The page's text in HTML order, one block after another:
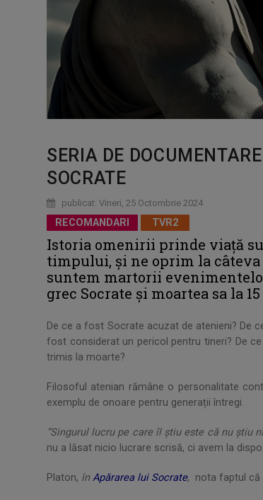
SERIA DE
SOCRATE
publicat: Vineri, 25 Octombrie 2024
RECOMANDARI TVR2
Istoria omenirii prinde viaţă
timpului, şi ne oprim la câteva
suntem martorii
grec Socrate și moartea sa la
De ce a fost Socrate acuzat de atenieni? De
fost considerat un pericol pentru tineri? De
trimis la moarte?
Filosoful atenian rămâne o personalitate
exemplu de onoare pentru generații întregi.
”Singurul lucru pe care îl știu este că nu știu
nu a lăsat nicio lucrare scrisă, ci avem la
Platon, înApărarea lui Socrate, nota faptul că